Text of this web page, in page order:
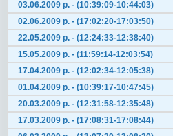
03.06.2009 р. - (10:39:09-10:44:03)
02.06.2009 р. - (17:02:20-17:03:50)
22.05.2009 р. - (12:24:33-12:38:40)
15.05.2009 р. - (11:59:14-12:03:54)
17.04.2009 р. - (12:02:34-12:05:38)
01.04.2009 р. - (10:39:17-10:47:45)
20.03.2009 р. - (12:31:58-12:35:48)
17.03.2009 р. - (17:08:31-17:08:44)